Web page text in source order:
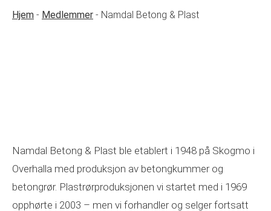
Hjem - Medlemmer - Namdal Betong & Plast
Namdal Betong & Plast ble etablert i 1948 på Skogmo i
Overhalla med produksjon av betongkummer og
betongrør. Plastrørproduksjonen vi startet med i 1969
opphørte i 2003 – men vi forhandler og selger fortsatt